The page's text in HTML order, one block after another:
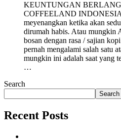
KEUNTUNGAN
COFFEELAND INDONESIA
meyenangkan ketika akan
dirumah habis. Atau mungkin
bosan dengan rasa / sajian
pernah mengalami salah satu
mungkin ini adalah saat yang
…
Search
Search
Recent Posts